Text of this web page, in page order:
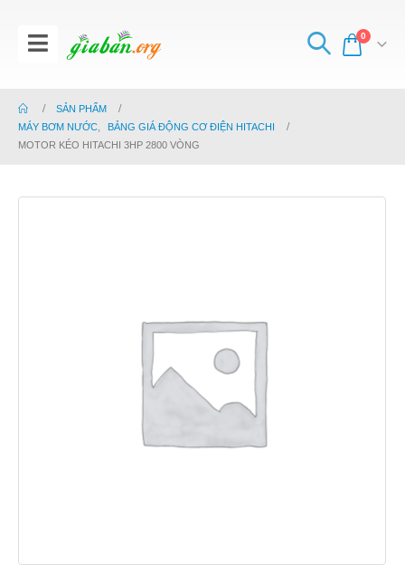
0
SẢN PHẨM
MÁY BƠM NƯỚC
BẢNG GIÁ ĐỘNG CƠ ĐIỆN HITACHI
MOTOR KÉO HITACHI 3HP 2800 VÒNG